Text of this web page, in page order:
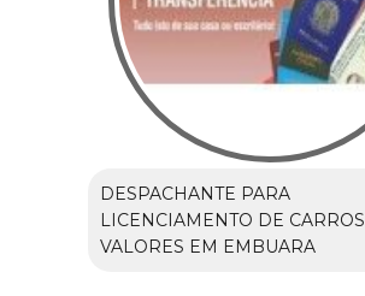
DESPACHANTE PARA
LICENCIAMENTO DE CARROS
VALORES EM EMBUARA